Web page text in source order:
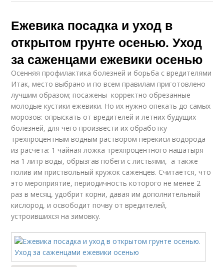
Ежевика посадка и уход в
открытом грунте осенью. Уход
за саженцами ежевики осенью
Осенняя профилактика болезней и борьба с вредителями
Итак, место выбрано и по всем правилам приготовлено
лучшим образом; посажены корректно обрезанные
молодые кустики ежевики. Но их нужно опекать до самых
морозов: опрыскать от вредителей и летних будущих
болезней, для чего произвести их обработку
трехпроцентным водным раствором перекиси водорода
из расчета: 1 чайная ложка трехпроцентного нашатыря
на 1 литр воды, обрызгав побеги с листьями, а также
полив им приствольный кружок саженцев. Считается, что
это мероприятие, периодичность которого не менее 2
раз в месяц, удобрит корни, давая им дополнительный
кислород, и освободит почву от вредителей,
устроившихся на зимовку.